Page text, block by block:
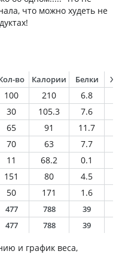
что можно худеть не
во Калории Белки
100 210 6.8
30 105.3 7.6
65 91 11.7
70 63 7.7
11 68.2 0.1
151 80 4.5
50 171 1.6
477 788 39
477 788 39
и график веса,